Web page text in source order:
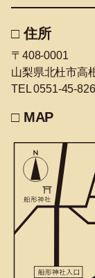
□ 住所
〒408-0001
山梨県北杜市高
TEL 0551-45-
□ MAP